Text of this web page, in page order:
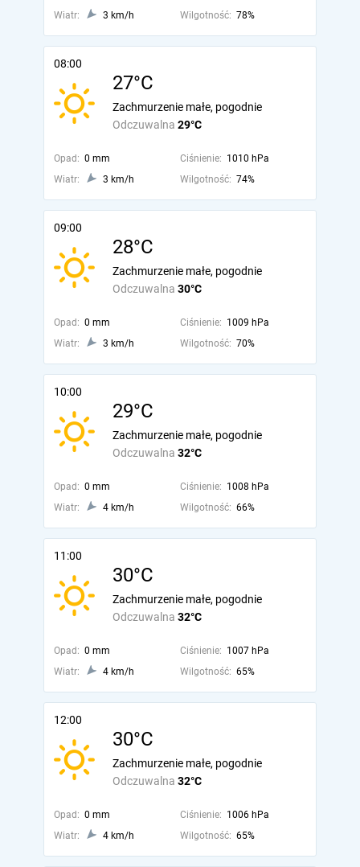
Wiatr: 3 km/h Wilgotność: 78%
08:00
27°C
Odczuwalna 29°C
Zachmurzenie małe, pogodnie
Opad: 0 mm Ciśnienie: 1010 hPa
Wiatr:
3 km/h Wilgotność: 74%
09:00
28°C
Odczuwalna 30°C
Zachmurzenie małe, pogodnie
Opad: 0 mm Ciśnienie: 1009 hPa
Wiatr:
3 km/h Wilgotność: 70%
10:00
29°C
Odczuwalna 32°C
Zachmurzenie małe, pogodnie
Opad: 0 mm Ciśnienie: 1008 hPa
Wiatr:
4 km/h Wilgotność: 66%
11:00
30°C
Odczuwalna 32°C
Zachmurzenie małe, pogodnie
Opad: 0 mm Ciśnienie: 1007 hPa
Wiatr:
4 km/h Wilgotność: 65%
12:00
30°C
Odczuwalna 32°C
Zachmurzenie małe, pogodnie
Opad: 0 mm Ciśnienie: 1006 hPa
Wiatr:
4 km/h Wilgotność: 65%